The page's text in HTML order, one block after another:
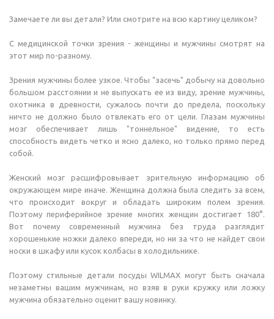
Замечаете ли вы детали? Или смотрите на всю картину целиком?
С медицинской точки зрения - женщины и мужчины смотрят на
этот мир по-разному.
Зрения мужчины более узкое. Чтобы "засечь" добычу на довольно
большом расстоянии и не выпускать ее из виду, зрение мужчины,
охотника в древности, сужалось почти до предела, поскольку
ничто не должно было отвлекать его от цели. Глазам мужчины
мозг обеспечивает лишь "тоннельное" видение, то есть
способность видеть четко и ясно далеко, но только прямо перед
собой.
Женский мозг расшифровывает зрительную информацию об
окружающем мире иначе. Женщина должна была следить за всем,
что происходит вокруг и обладать широким полем зрения.
Поэтому периферийное зрение многих женщин достигает 180°.
Вот почему современный мужчина без труда разглядит
хорошенькие ножки далеко впереди, но ни за что не найдет свои
носки в шкафу или кусок колбасы в холодильнике.
Поэтому стильные детали посуды WILMAX могут быть сначала
незаметны вашим мужчинам, но взяв в руки кружку или ложку
мужчина обязательно оценит вашу новинку.